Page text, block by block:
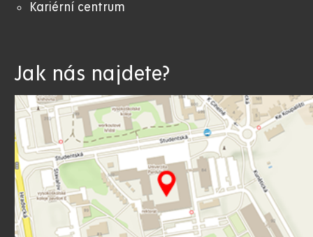
Kariérní centrum
Jak nás najdete?